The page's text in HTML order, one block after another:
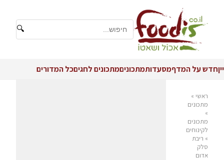
🔍
ייןחדש על המדףמסעדותמתכוניםמתכונים לחגיםכל המדורים
ראשי »
מתכונים
»
מתכונים
לקינוחים
» ריבת
סלק
אדום